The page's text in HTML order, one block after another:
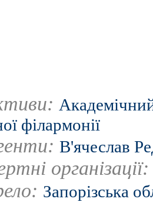
філармонії
В'ячеслав
Запорізська